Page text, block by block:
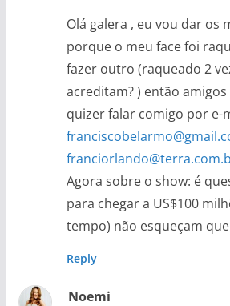
Olá galera , eu vou dar os
porque o meu face foi
fazer outro (raqueado 2
acreditam? ) então
quizer falar comigo por e-
Agora sobre o show: é
para chegar a US$100
tempo) não esqueçam
Reply
Noemi